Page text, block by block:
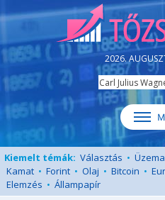
2026.
Kiemelt témák: Választás •
Kamat • Forint • Olaj • Bitcoin •
Elemzés • Állampapír